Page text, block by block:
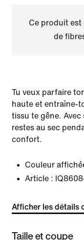
Ce produit
de
Tu veux parfaire
haute et entraîne-
tissu te gêne. Avec
restes au sec
confort.
Couleur
Article :
Afficher les détails
Taille et coupe